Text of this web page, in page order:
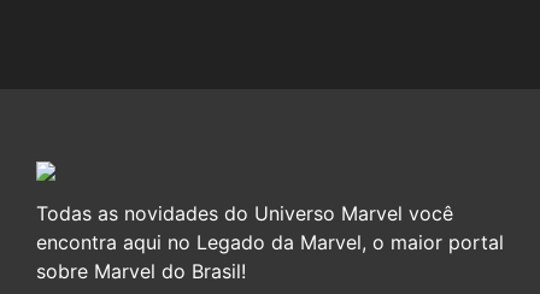
Todas as novidades do Universo Marvel você
encontra aqui no Legado da Marvel, o maior portal
sobre Marvel do Brasil!